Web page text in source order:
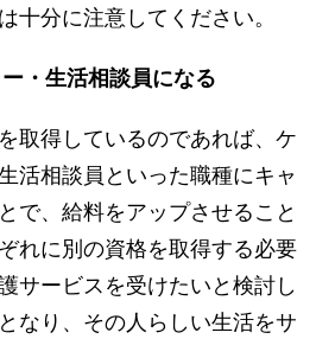
十分に注意してください。
・生活相談員になる
取得しているのであれば、ケ
活相談員といった職種にキャ
で、給料をアップさせること
れに別の資格を取得する必要
サービスを受けたいと検討し
なり、その人らしい生活をサ